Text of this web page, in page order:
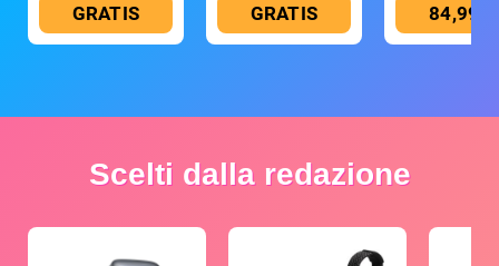
GRATIS GRATIS 84,99 €
Scelti dalla redazione